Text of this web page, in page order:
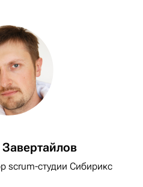
scrum-студии Сибирикс